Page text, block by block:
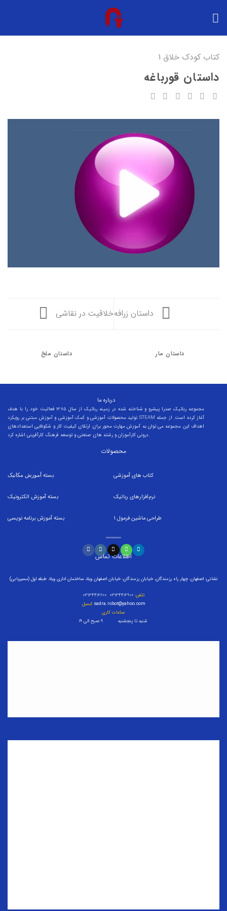
کتاب کودک خلاق 1
داستان قورباغه
داستان زرافهخلاقیت در نقاشی
داستان مار داستان ملخ
درباره ما
مجموعه رباتیک صدرا پیشرو و شناخته شده در زمینه رباتیک از سال 1385 فعالیت خود را با هدف
تولید محصولات آموزشی و کمک آموزشی و آموزش مبتنی بر رویکرد STEAM آغاز کرده است. از جمله
اهداف این مجموعه می توان به آموزش مهارت محور برای ارتقای کیفیت کار و شکوفایی استعدادهای
درونی کارآموزان و رشته های صنعتی و توسعه فرهنگ کارآفرینی اشاره کرد.
محصولات
بسته آموزش مکانیک
بستهآموزش الکترونیک
بستهآموزش برنامه نویسی
کتاب های آموزشی
نرم‌افزارهای رباتیک
طراحی ماشین فرمول
اطلاعات تماس
نشانی: اصفهان، چهار راه رزمندگان، خیابان رزمندگان، خیابان اصفهان ویلا، ساختمان اداری ویلا، طبقه اول (مسیریابی)
تلفن:
ایمیل: sadra.robot@yahoo.com
ساعات کاری:
شنبه تا پنجشنبه ۹ صبح الی ۱۹